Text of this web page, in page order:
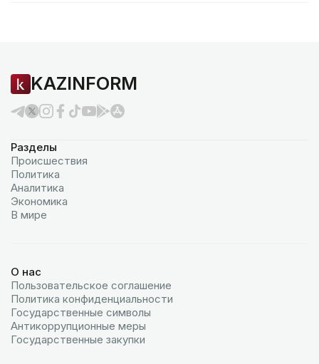
KAZINFORM
Разделы
Происшествия
Политика
Аналитика
Экономика
В мире
О нас
Пользовательское соглашение
Политика конфиденциальности
Государственные символы
Антикоррупционные меры
Государственные закупки